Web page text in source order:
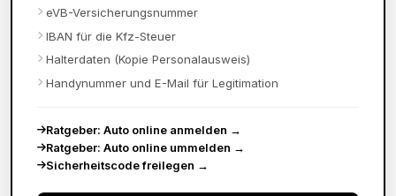
eVB-Versicherungsnummer
IBAN für die Kfz-Steuer
Halterdaten (Kopie Personalausweis)
Handynummer und E-Mail für Legitimation
Ratgeber: Auto online anmelden →
Ratgeber: Auto online ummelden →
Sicherheitscode freilegen →